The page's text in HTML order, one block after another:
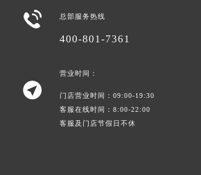
 总部服务热线
400-801-7361

营业时间：
门店营业时间：09:00-19:30
客服在线时间：8:00-22:00
客服及门店节假日不休